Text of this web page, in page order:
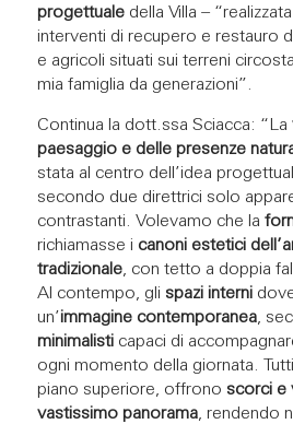
progettualedella Villa –
interventi di recupero e restauro
e agricoli situati sui terreni
mia famiglia da generazioni”.
Continua la dott.ssa Sciacca: “La
paesaggio e delle presenze
stata al centro dell’idea
secondo due direttrici solo
contrastanti. Volevamo che la
richiamasse i canoni estetici
tradizionale, con tetto a doppia
Al contempo, gli spazi interni
un’immagine contemporanea,
minimalisti capaci di
ogni momento della giornata.
piano superiore, offrono scorci e
vastissimo panorama, rendendo